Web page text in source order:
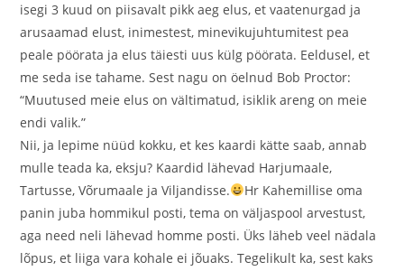
isegi 3 kuud on piisavalt pikk aeg elus, et vaatenurgad ja
arusaamad elust, inimestest, minevikujuhtumitest pea
peale pöörata ja elus täiesti uus külg pöörata. Eeldusel, et
me seda ise tahame. Sest nagu on öelnud Bob Proctor:
“Muutused meie elus on vältimatud, isiklik areng on meie
endi valik.”
Nii, ja lepime nüüd kokku, et kes kaardi kätte saab, annab
mulle teada ka, eksju? Kaardid lähevad Harjumaale,
Tartusse, Võrumaale ja Viljandisse.
Hr Kahemillise oma
panin juba hommikul posti, tema on väljaspool arvestust,
aga need neli lähevad homme posti. Üks läheb veel nädala
lõpus, et liiga vara kohale ei jõuaks. Tegelikult ka, sest kaks